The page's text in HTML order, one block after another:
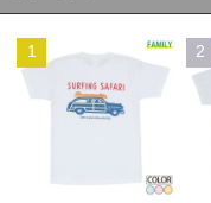
1 2